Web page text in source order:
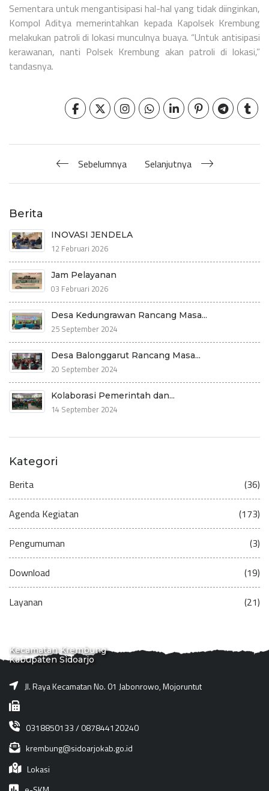
Sementara untuk mengantisipasi hal-hal yang tidak diinginkan,
Kompol Aditya memerintahkan kepada Kapolsek Krembung
melakukan patroli di lokasi munculnya buaya. “Untuk antisipasi
kerawanan, nanti Polsek Krembung akan patroli di lokasi,”
tandasnya.
Sebelumnya Selanjutnya
Berita
INOVASI JENDELA
12 Februari 2026
Jam Pelayanan
03 Februari 2026
Desa Kedungrawan Rancang Masa...
25 September 2024
Desa Balonggarut Rancang Masa...
20 September 2024
Kolaborasi Pemerintah dan...
14 September 2024
Kategori
Berita (36)
Agenda Kegiatan (173)
Pengumuman (3)
Download (19)
Layanan (21)
Kecamatan Krembung
Kabupaten Sidoarjo
Jl. Raya Kecamatan No. 01 Jabonrowo, Mojoruntut
0318850133 / 087844120240
krembung@sidoarjokab.go.id
Lokasi